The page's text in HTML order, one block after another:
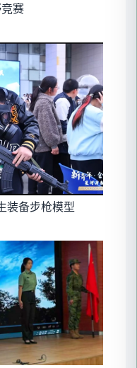
赛
装备步枪模型